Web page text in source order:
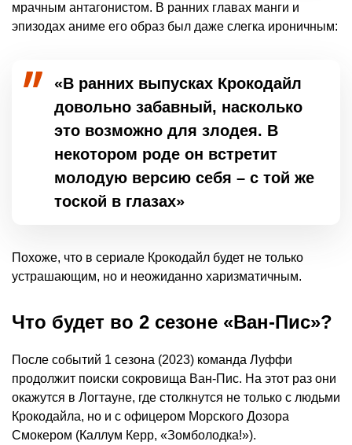
мрачным антагонистом. В ранних главах манги и
эпизодах аниме его образ был даже слегка ироничным:
«В ранних выпусках Крокодайл
довольно забавный, насколько
это возможно для злодея. В
некотором роде он встретит
молодую версию себя – с той же
тоской в глазах»
Похоже, что в сериале Крокодайл будет не только
устрашающим, но и неожиданно харизматичным.
Что будет во 2 сезоне «Ван-Пис»?
После событий 1 сезона (2023) команда Луффи
продолжит поиски сокровища Ван-Пис. На этот раз они
окажутся в Логтауне, где столкнутся не только с людьми
Крокодайла, но и с офицером Морского Дозора
Смокером (Каллум Керр, «Зомболодка!»).